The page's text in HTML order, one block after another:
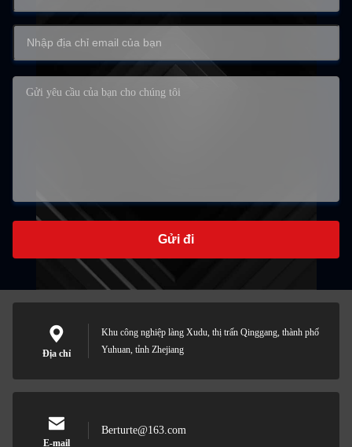
Gửi đi
Địa chỉ
Khu công nghiệp làng Xudu, thị trấn Qinggang, thành phố
Yuhuan, tỉnh Zhejiang
E-mail
Berturte@163.com